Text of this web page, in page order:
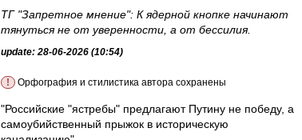
ТГ "Запретное мнение": К ядерной кнопке начинают
тянуться не от уверенности, а от бессилия.
update: 28-06-2026 (10:54)
! Орфография и стилистика автора сохранены
"Российские "ястребы" предлагают Путину не победу, а
самоубийственный прыжок в историческую